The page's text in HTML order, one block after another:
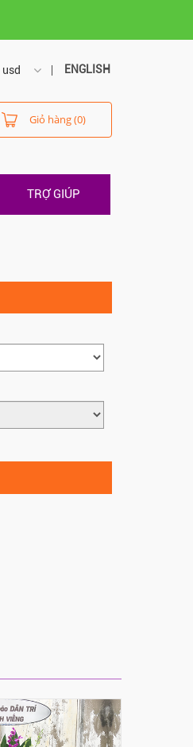
usd
usd
vnd
ENGLISH
Giỏ hàng (0)
TRỢ GIÚP